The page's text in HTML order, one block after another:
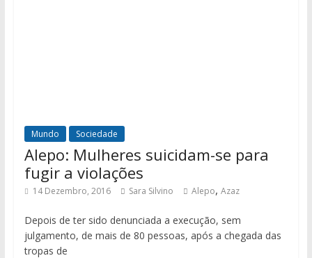
Mundo Sociedade
Alepo: Mulheres suicidam-se para
fugir a violações
14 Dezembro, 2016 Sara Silvino Alepo, Azaz
Depois de ter sido denunciada a execução, sem
julgamento, de mais de 80 pessoas, após a chegada das
tropas de